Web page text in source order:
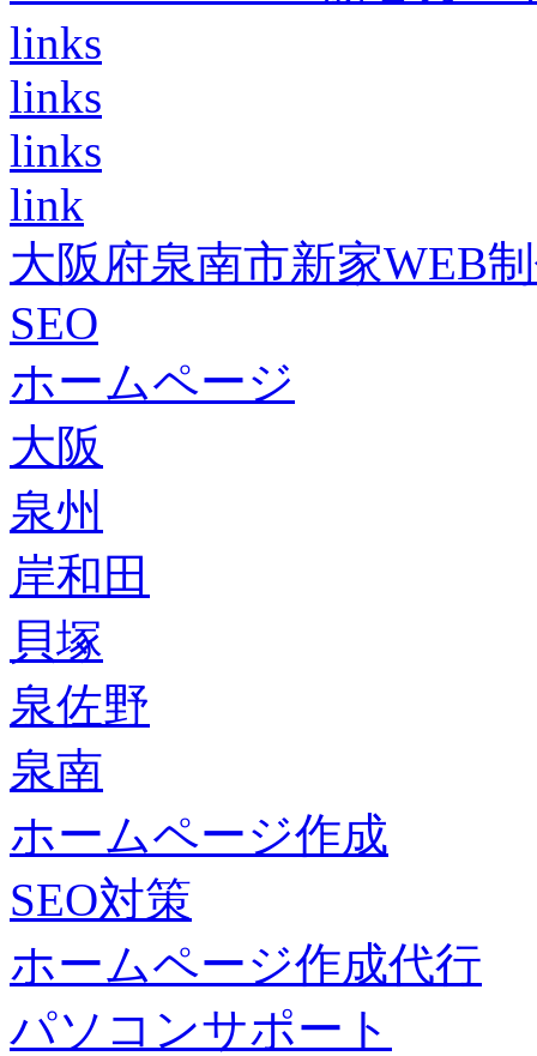
links
links
links
link
大阪府泉南市新家WEB
SEO
ホームページ
大阪
泉州
岸和田
貝塚
泉佐野
泉南
ホームページ作成
SEO対策
ホームページ作成代行
パソコンサポート